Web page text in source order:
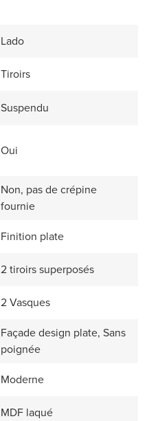
Lado
Tiroirs
Suspendu
Oui
Non, pas de crépine
fournie
Finition plate
2 tiroirs superposés
2 Vasques
Façade design plate, Sans
poignée
Moderne
MDF laqué